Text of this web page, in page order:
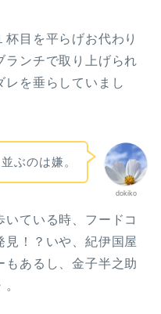
目を平らげお代わり
ランチで取り上げられ
レを垂らしていまし
dokiko
ぶのは嫌。
いている時、フードコ
見！？いや、紀伊国屋
もあるし、金子半之助